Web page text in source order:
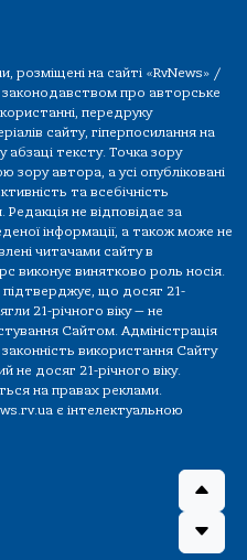
розміщені на сайті «RvNews» /
законодавством про авторське
передруку
сайту, гіперпосилання на
тексту. Точка зору
зору автора, а усі опубліковані
та всебічність
не відповідає за
інформації, а також може не
читачами сайту в
виконує винятково роль носія.
що досяг 21-
21-річного віку — не
Сайтом. Адміністрація
використання Сайту
не досяг 21-річного віку.
на правах реклами.
є інтелектуальною